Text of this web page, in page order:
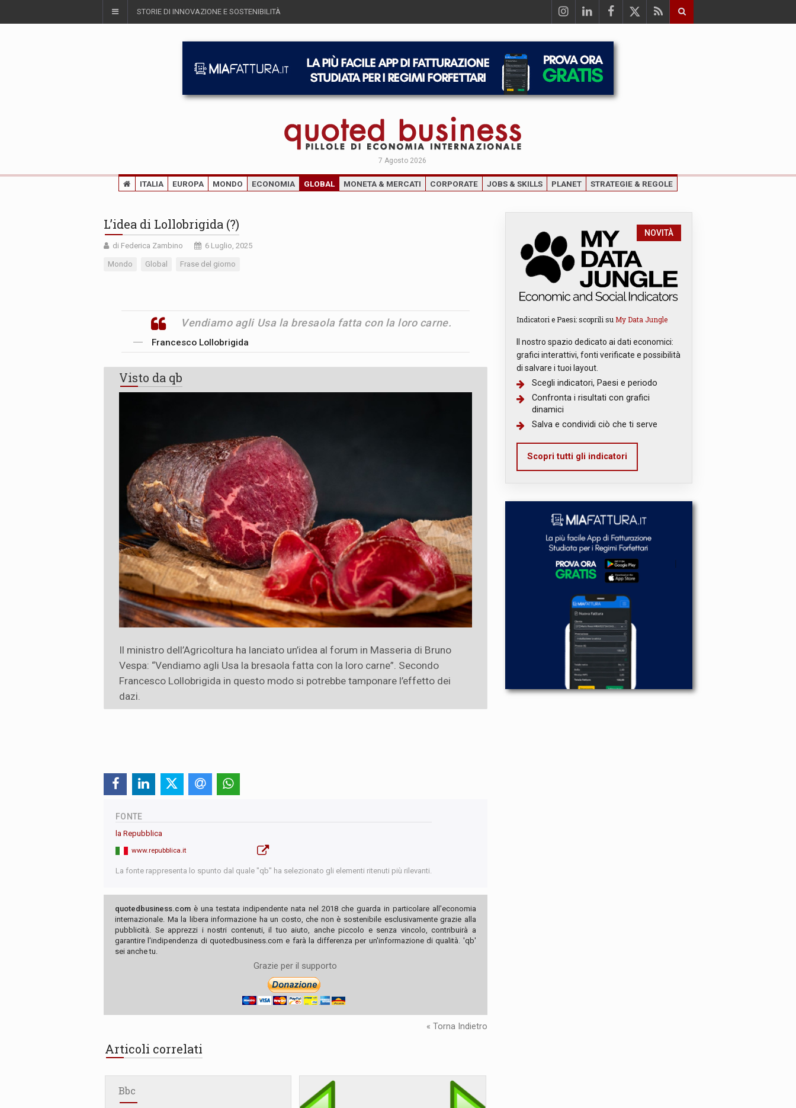
STORIE DI INNOVAZIONE E SOSTENIBILITÀ
7 Agosto 2026
ITALIA EUROPA MONDO ECONOMIA GLOBAL MONETA & MERCATI CORPORATE JOBS & SKILLS PLANET STRATEGIE & REGOLE
L’idea di Lollobrigida (?)
di Federica Zambino 6 Luglio, 2025
Mondo Global Frase del giorno
Vendiamo agli Usa la bresaola fatta con la loro carne.
Francesco Lollobrigida
Visto da qb
Il ministro dell’Agricoltura ha lanciato un’idea al forum in Masseria di Bruno
Vespa: “Vendiamo agli Usa la bresaola fatta con la loro carne”. Secondo
Francesco Lollobrigida in questo modo si potrebbe tamponare l’effetto dei
dazi.
FONTE
la Repubblica
www.repubblica.it
La fonte rappresenta lo spunto dal quale "qb" ha selezionato gli elementi ritenuti più rilevanti.
quotedbusiness.com è una testata indipendente nata nel 2018 che guarda in particolare all'economia
internazionale. Ma la libera informazione ha un costo, che non è sostenibile esclusivamente grazie alla
pubblicità. Se apprezzi i nostri contenuti, il tuo aiuto, anche piccolo e senza vincolo, contribuirà a
garantire l'indipendenza di quotedbusiness.com e farà la differenza per un'informazione di qualità. 'qb'
sei anche tu.
Grazie per il supporto
« Torna Indietro
Articoli correlati
Bbc
NOVITÀ
Indicatori e Paesi: scoprili su My Data Jungle
Il nostro spazio dedicato ai dati economici:
grafici interattivi, fonti verificate e possibilità
di salvare i tuoi layout.
Scegli indicatori, Paesi e periodo
Confronta i risultati con grafici
dinamici
Salva e condividi ciò che ti serve
Scopri tutti gli indicatori